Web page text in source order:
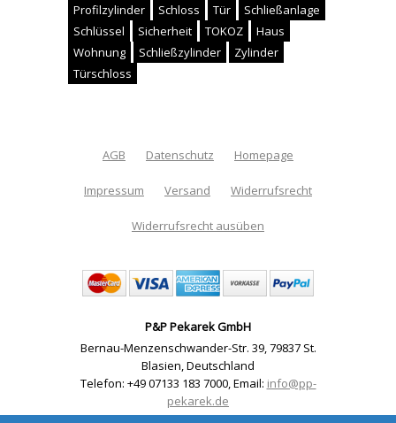
Profilzylinder Schloss Tür
Schließanlage
Schlüssel
Sicherheit TOKOZ
Haus
Wohnung
Schließzylinder
Zylinder
Türschloss
AGB Datenschutz Homepage
Impressum Versand Widerrufsrecht
Widerrufsrecht ausüben
P&P Pekarek GmbH
Bernau-Menzenschwander-Str. 39,79837 St.
Blasien,Deutschland
Telefon: +49 07133 183 7000,Email: info@pp-
pekarek.de